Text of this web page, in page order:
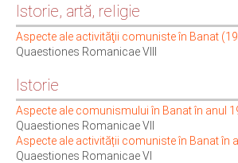
Istorie, artă, religie
Aspecte ale activităţii comuniste în Banat
Quaestiones Romanicae VIII
Istorie
Aspecte ale comunismului în Banat în anul
Quaestiones Romanicae VII
Aspecte ale activității comuniste în Banat în
Quaestiones Romanicae VI